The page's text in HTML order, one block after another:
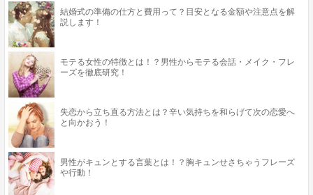
結婚式の準備の仕方と費用って？目安となる金額や注意点を解
説します！
モテる女性の特徴とは！？男性からモテる会話・メイク・フレ
ーズを徹底研究！
失恋から立ち直る方法とは？辛い気持ちを和らげて次の恋愛へ
と向かおう！
男性がキュンとする言葉とは！？胸キュンせさちゃうフレーズ
や行動！